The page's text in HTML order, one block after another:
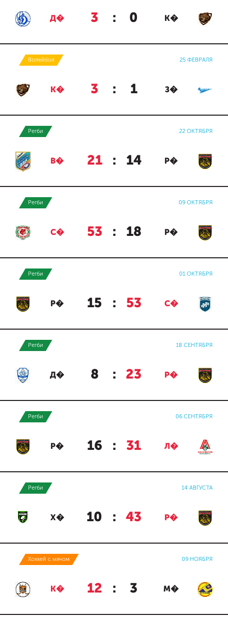
Д� 3 : 0 К�
Волейбол 25 ФЕВРАЛЯ
К� 3 : 1 З�
Регби 22 ОКТЯБРЯ
В� 21 : 14 Р�
Регби 09 ОКТЯБРЯ
С� 53 : 18 Р�
Регби 01 ОКТЯБРЯ
Р� 15 : 53 С�
Регби 18 СЕНТЯБРЯ
Д� 8 : 23 Р�
Регби 06 СЕНТЯБРЯ
Р� 16 : 31 Л�
Регби 14 АВГУСТА
Х� 10 : 43 Р�
Хоккей с мячом 09 НОЯБРЯ
К� 12 : 3 М�